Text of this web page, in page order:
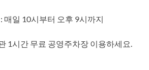
매일 10시부터 오후 9시까지
1시간 무료 공영주차장 이용하세요.